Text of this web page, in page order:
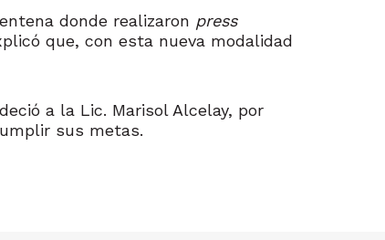
donde realizaron press
que, con esta nueva modalidad
a la Lic. Marisol Alcelay, por
sus metas.